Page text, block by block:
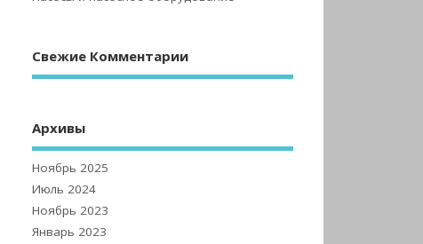
Свежие Комментарии
Архивы
Ноябрь 2025
Июль 2024
Ноябрь 2023
Январь 2023